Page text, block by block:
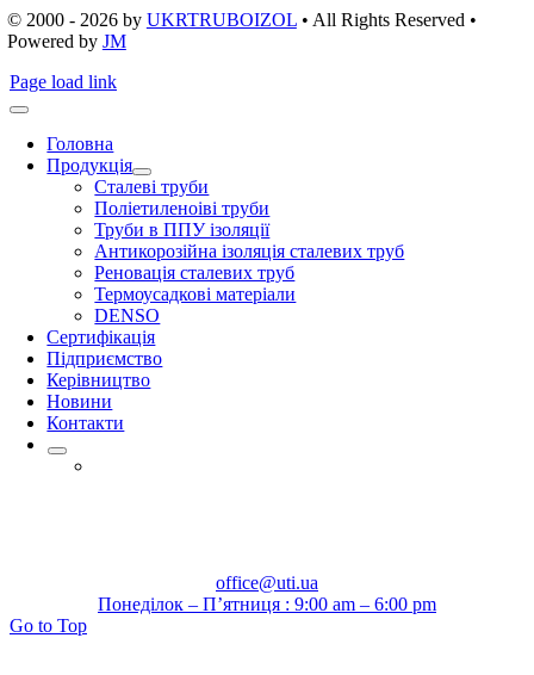
© 2000 - 2026 by UKRTRUBOIZOL• All Rights Reserved •
Powered by JM
Page load link
Головна
Продукція
Сталеві труби
Поліетиленоіві труби
Труби в ППУ ізоляції
Антикорозійна ізоляція сталевих труб
Реновація сталевих труб
Термоусадкові матеріали
DENSO
Сертифікація
Підприємство
Керівництво
Новини
Контакти
office@uti.ua
Понеділок – П’ятниця : 9:00 am – 6:00 pm
Go to Top